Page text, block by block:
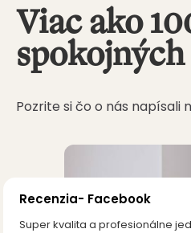
Viac ako
Pozrite si čo o nás napísali
Recenzia- Facebook
Super kvalita a profesionálne